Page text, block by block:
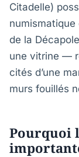
Citadelle)
de la
une vitrine —
cités d’une
murs fouillés
Pourquoi